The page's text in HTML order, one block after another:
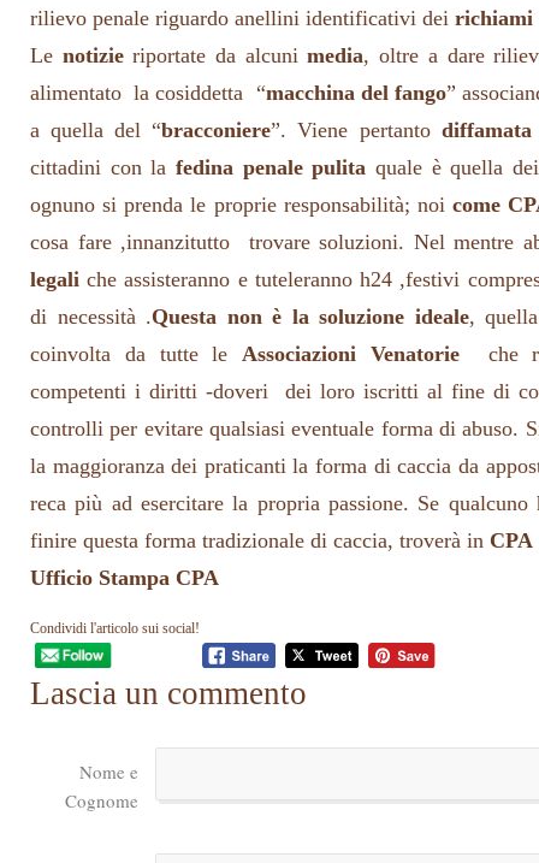
rilievo penale riguardo anellini identificativi dei richiami
Le notizieriportate da alcunimedia, oltre a dare
alimentato la cosiddetta “macchina del fango”
a quella del “bracconiere”. Viene pertanto
cittadini con la fedina penale pulita quale è quella
ognuno si prenda le proprie responsabilità; noicome
cosa fare ,innanzitutto trovare soluzioni. Nel mentre
legali che assisteranno e tuteleranno h24 ,festivi
di necessità .Questa non è la soluzione ideale,
coinvolta da tutte leAssociazioni Venatorie che
competenti i diritti -doveri dei loro iscritti al fine di
controlli per evitare qualsiasi eventuale forma di abuso.
la maggioranza dei praticanti la forma di caccia da
reca più ad esercitare la propria passione. Se
finire questa forma tradizionale di caccia, troverà in CPA
Ufficio Stampa CPA
Condividi l'articolo sui social!
Lascia un commento
Nome e
Cognome